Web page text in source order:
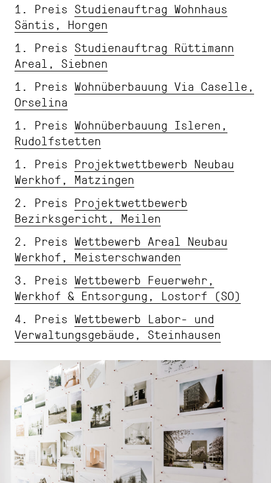
1. Preis Studienauftrag Wohnhaus
Säntis, Horgen
1. Preis Studienauftrag Rüttimann
Areal, Siebnen
1. Preis Wohnüberbauung Via Caselle,
Orselina
1. Preis Wohnüberbauung Isleren,
Rudolfstetten
1. Preis Projektwettbewerb Neubau
Werkhof, Matzingen
2. Preis Projektwettbewerb
Bezirksgericht, Meilen
2. Preis Wettbewerb Areal Neubau
Werkhof, Meisterschwanden
3. Preis Wettbewerb Feuerwehr,
Werkhof & Entsorgung, Lostorf (SO)
4. Preis Wettbewerb Labor- und
Verwaltungsgebäude, Steinhausen